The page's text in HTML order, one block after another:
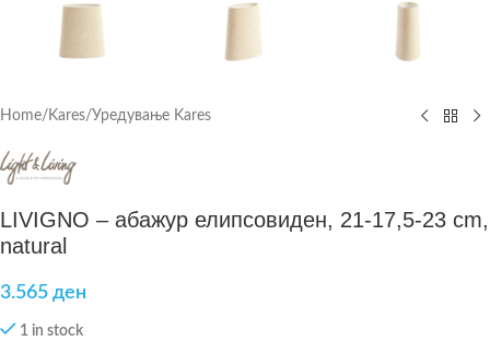
Home/ Kares/Уредување Kares
LIVIGNO – абажур елипсовиден, 21-17,5-23 cm,
natural
3.565 ден
1 in stock